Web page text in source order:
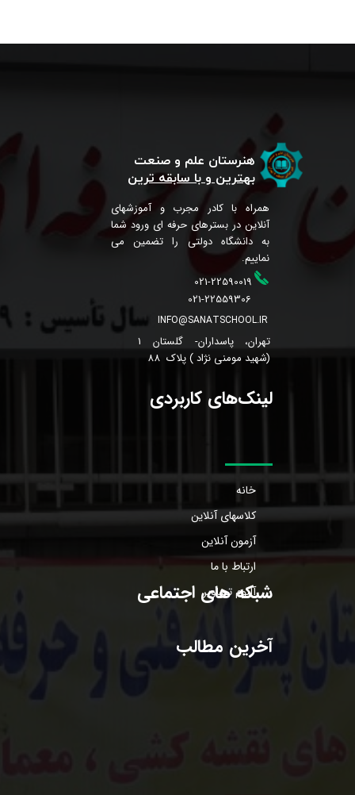
هنرستان علم و صنعت
بهترین و با سابقه ترین
همراه با کادر مجرب و آموزشهای
آنلاین در بسترهای حرفه ای ورود شما
به دانشگاه دولتی را تضمین می
نماییم.
021-22559306
INFO@SANATSCHOOL.IR
تهران، پاسداران- گلستان 1
(شهید مومنی نژاد ) پلاک 88
021-22590019
لینک‌های کاربردی
خانه
کلاسهای آنلاین
آزمون آنلاین
ارتباط با ما
آلبوم تصاویر
آخرین مطالب
شبکه های اجتماعی